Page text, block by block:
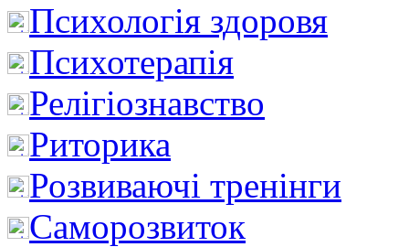
Психологія здоровя
Психотерапія
Релігіознавство
Риторика
Розвиваючі тренінги
Саморозвиток